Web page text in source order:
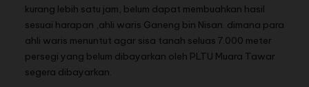
kurang lebih satu jam, belum dapat membuahkan hasil
sesuai harapan ,ahli waris Ganeng bin Nisan. dimana para
ahli waris menuntut agar sisa tanah seluas 7.000 meter
persegi yang belum dibayarkan oleh PLTU Muara Tawar
segera dibayarkan.